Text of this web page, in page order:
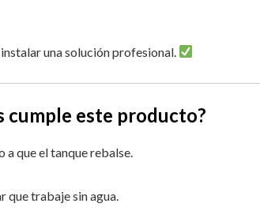
una solución profesional.
cumple este producto?
que el tanque rebalse.
que trabaje sin agua.